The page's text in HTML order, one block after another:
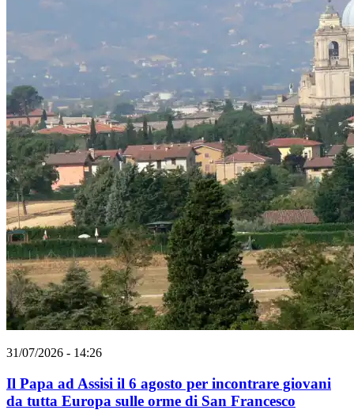
31/07/2026 - 14:26
Il Papa ad Assisi il 6 agosto per incontrare giovani
da tutta Europa sulle orme di San Francesco